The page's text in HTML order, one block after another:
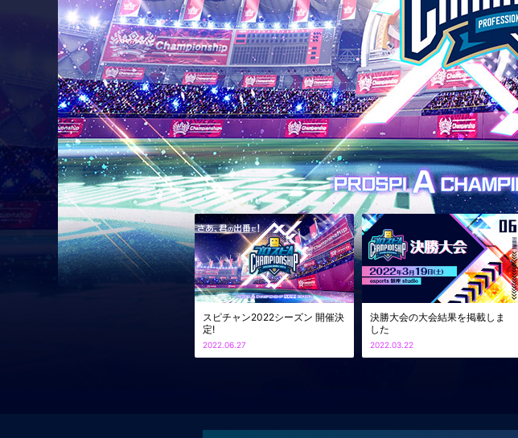
プロスピAチャンピオンシップ (スピチャン) 2021シーズン さあ、君の出番だ！
スピチャン2022シーズン 開催決
定!
2022.06.27
決勝大会の大会結果を掲載しま
した
2022.03.22